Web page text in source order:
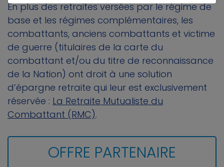
En plus des retraites versées par le régime de
base et les régimes complémentaires, les
combattants, anciens combattants et victime
de guerre (titulaires de la carte du
combattant et/ou du titre de reconnaissance
de la Nation) ont droit à une solution
d’épargne retraite qui leur est exclusivement
réservée : La Retraite Mutualiste du
Combattant (RMC).
OFFRE PARTENAIRE